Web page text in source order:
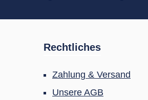
Rechtliches
Zahlung & Versand
Unsere AGB